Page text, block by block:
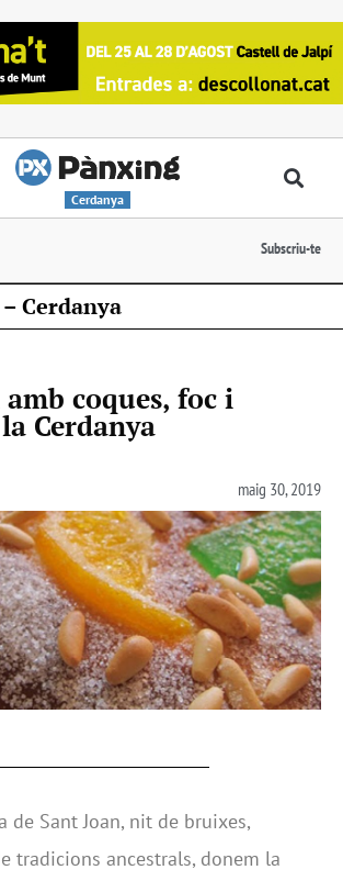
Cerdanya
Subscriu-te
Cerdanya
amb coques, foc i
Cerdanya
maig 30, 2019
de Sant Joan, nit de bruixes,
tradicions ancestrals, donem la